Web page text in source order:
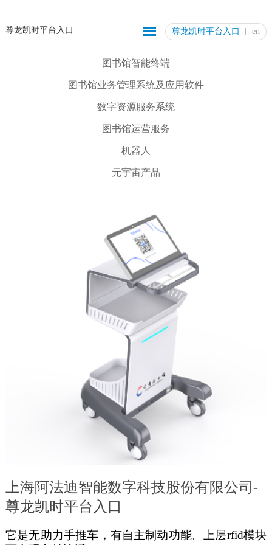
尊龙凯时平台入口 尊龙凯时平台入口 en
图书馆智能终端
图书馆业务管理系统及应用软件
数字资源服务系统
图书馆运营服务
机器人
元宇宙产品
上海阿法迪智能数字科技股份有限公司-
尊龙凯时平台入口
它是无助力手推车，有自主制动功能。上层rfid模块